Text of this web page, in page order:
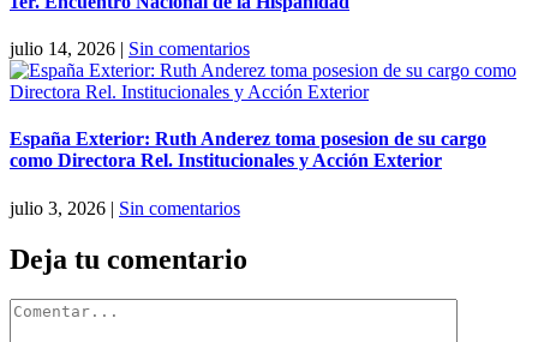
julio 14, 2026 | Sin comentarios
España Exterior: Ruth Anderez toma posesion de su cargo
como Directora Rel. Institucionales y Acción Exterior
julio 3, 2026 | Sin comentarios
Deja tu comentario
Comentar